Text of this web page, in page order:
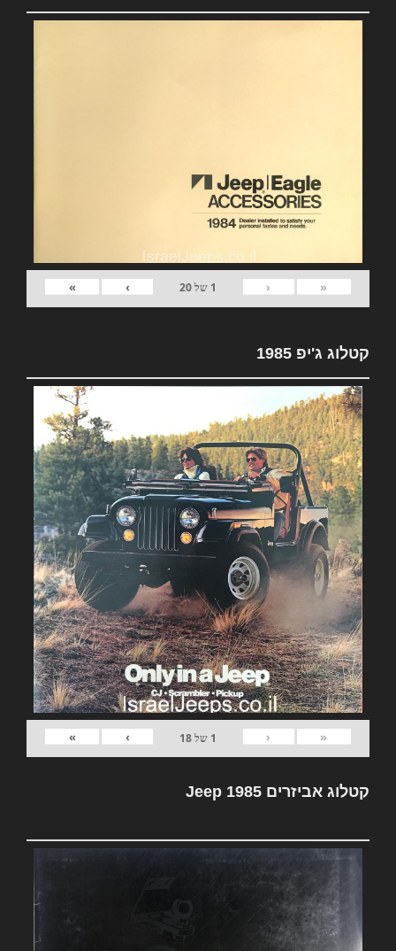
«
‹
1 של20
›
»
קטלוג ג'יפ 1985
«
‹
1 של18
›
»
קטלוג אביזרים Jeep 1985